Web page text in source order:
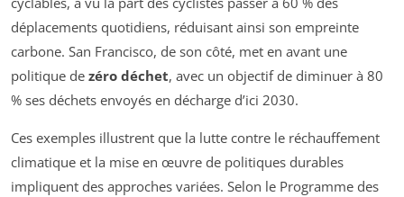
déplacements quotidiens, réduisant ainsi son empreinte
carbone. San Francisco, de son côté, met en avant une
politique de zéro déchet, avec un objectif de diminuer à 80
% ses déchets envoyés en décharge d’ici 2030.
Ces exemples illustrent que la lutte contre le réchauffement
climatique et la mise en œuvre de politiques durables
impliquent des approches variées. Selon le Programme des